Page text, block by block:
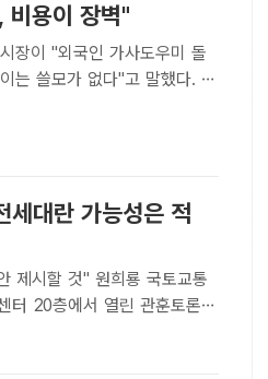
비용이 장벽"
는 쓸모가 없다"고 말했다. 오
토론회에서 개회사를 하고
대란 가능성은 적
희룡 국토교통
터 20층에서 열린 관훈토론회
트｜이민주 기자] 원희룡 국